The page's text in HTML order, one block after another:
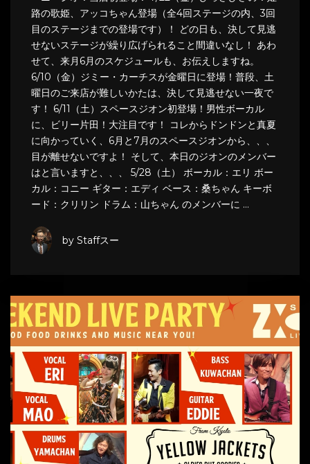
路の歌姫、アッコちゃん登場（全4回ステージの内、3回
目のステージまでの登場です）！ どの日も、決して見逃
せないステージが繰り広げられること間違いなし！ あわ
せて、来月6月のスケジュールも、お伝えしますね。
6/10（金）ジミー・カーチスが金曜日に登場！普段、土
曜日のご来店が難しいかたは、決して見逃せない一夜で
す！ 6/11（土）スペースジオン初登場！男性ボーカル
に、ビリー片田！大注目です！ コレからドンドンと真夏
に向かっていく、6月と7月のスペースジオンから、、、
目が離せないですよ！ そして、本日のジオンのメンバー
はと言いますと、、、 5/28（土） ボーカル：エリ ボー
カル：コニー ギター：エディ ベース：桑ちゃん キーボ
ード：クリリン ドラム：山ちゃん のメンバーに …
by Staffスー